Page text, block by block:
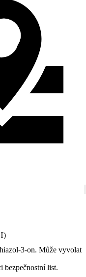
3-on. Může vyvolat
bezpečnostní list.